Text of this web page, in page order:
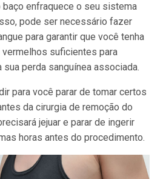
baço enfraquece o seu sistema
pode ser necessário fazer
para garantir que você tenha
suficientes para
sua perda sanguínea associada.
para você parar de tomar certos
da cirurgia de remoção do
jejuar e parar de ingerir
horas antes do procedimento.